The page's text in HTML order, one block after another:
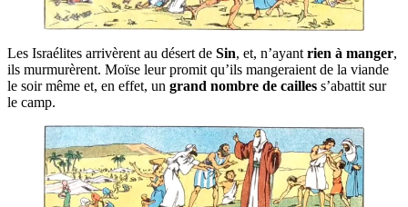
Les Israé­lites arri­vèrent au désert de Sin, et, n’ayant rien à man­ger,
ils mur­mu­rèrent. Moïse leur pro­mit qu’ils man­ge­raient de la viande
le soir même et, en effet, un grand nombre de cailles s’a­bat­tit sur
le camp.